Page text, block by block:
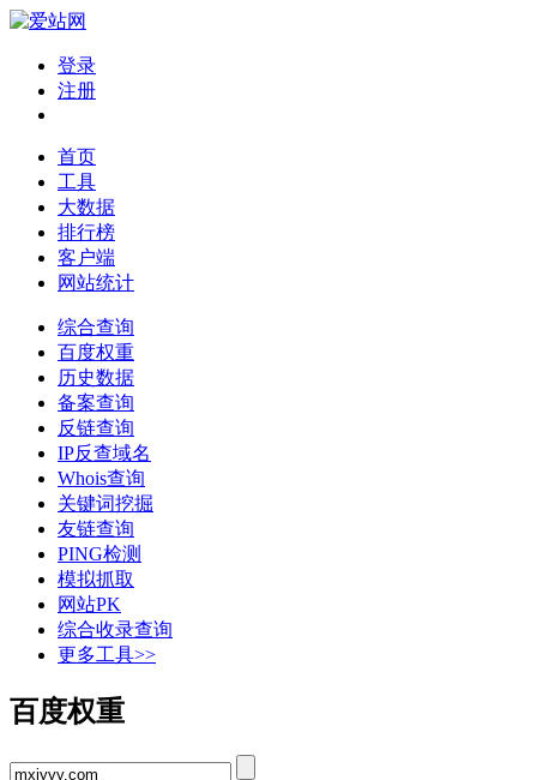
登录
注册
首页
工具
大数据
排行榜
客户端
网站统计
综合查询
百度权重
历史数据
备案查询
反链查询
IP反查域名
Whois查询
关键词挖掘
友链查询
PING检测
模拟抓取
网站PK
综合收录查询
更多工具>>
百度权重